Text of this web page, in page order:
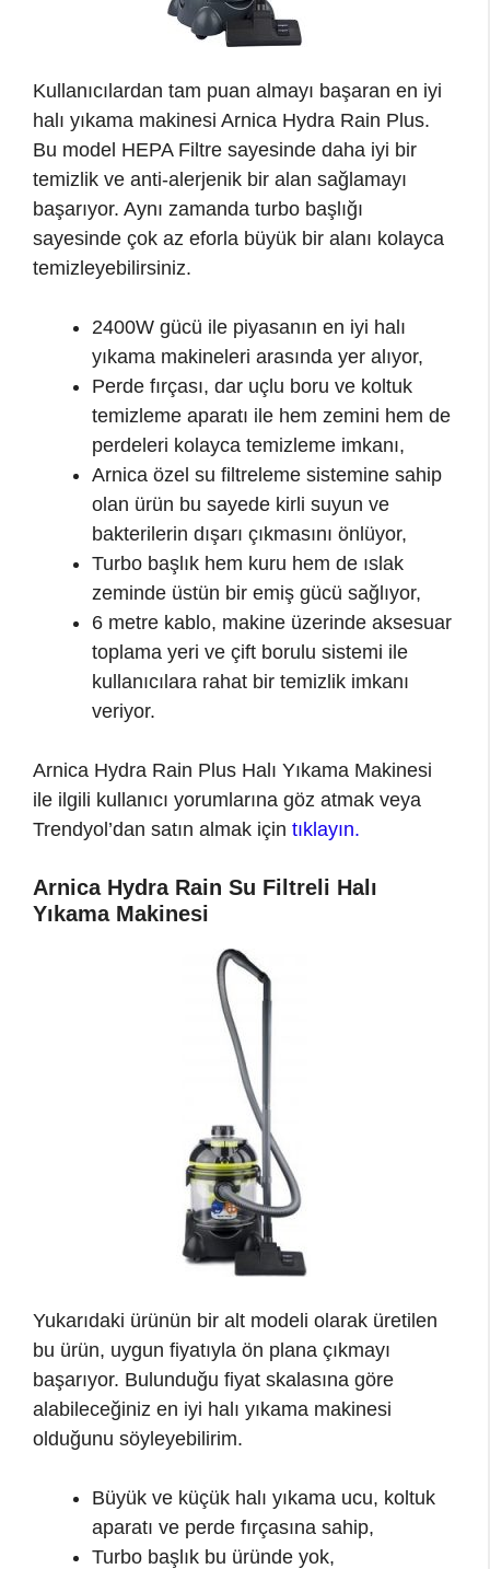
Kullanıcılardan tam puan almayı başaran en iyi
halı yıkama makinesi Arnica Hydra Rain Plus.
Bu model HEPA Filtre sayesinde daha iyi bir
temizlik ve anti-alerjenik bir alan sağlamayı
başarıyor. Aynı zamanda turbo başlığı
sayesinde çok az eforla büyük bir alanı kolayca
temizleyebilirsiniz.
2400W gücü ile piyasanın en iyi halı
yıkama makineleri arasında yer alıyor,
Perde fırçası, dar uçlu boru ve koltuk
temizleme aparatı ile hem zemini hem de
perdeleri kolayca temizleme imkanı,
Arnica özel su filtreleme sistemine sahip
olan ürün bu sayede kirli suyun ve
bakterilerin dışarı çıkmasını önlüyor,
Turbo başlık hem kuru hem de ıslak
zeminde üstün bir emiş gücü sağlıyor,
6 metre kablo, makine üzerinde aksesuar
toplama yeri ve çift borulu sistemi ile
kullanıcılara rahat bir temizlik imkanı
veriyor.
Arnica Hydra Rain Plus Halı Yıkama Makinesi
ile ilgili kullanıcı yorumlarına göz atmak veya
Trendyol’dan satın almak için tıklayın.
Arnica Hydra Rain Su Filtreli Halı
Yıkama Makinesi
Yukarıdaki ürünün bir alt modeli olarak üretilen
bu ürün, uygun fiyatıyla ön plana çıkmayı
başarıyor. Bulunduğu fiyat skalasına göre
alabileceğiniz en iyi halı yıkama makinesi
olduğunu söyleyebilirim.
Büyük ve küçük halı yıkama ucu, koltuk
aparatı ve perde fırçasına sahip,
Turbo başlık bu üründe yok,